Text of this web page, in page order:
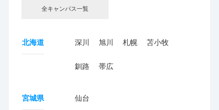
全キャンパス一覧
北海道 深川 旭川 札幌 苫小牧
釧路 帯広
宮城県 仙台